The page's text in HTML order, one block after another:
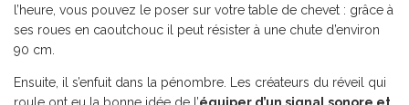
l’heure, vous pouvez le poser sur votre table de chevet : grâce à
ses roues en caoutchouc il peut résister à une chute d’environ
90 cm.
Ensuite, il s’enfuit dans la pénombre. Les créateurs du réveil qui